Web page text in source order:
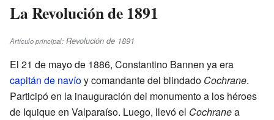
La Revolución de 1891
Artículo principal: Revolución de 1891
El 21 de mayo de 1886, Constantino Bannen ya era
capitán de navíoy comandante del blindado Cochrane.
Participó en la inauguración del monumento a los héroes
de Iquique en Valparaíso. Luego, llevó el Cochranea